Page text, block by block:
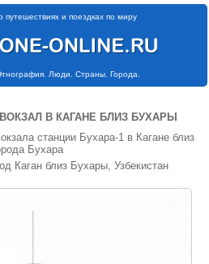
путешествиях и поездках по миру
Люди. Страны. Города.
В КАГАНЕ БЛИЗ БУХАРЫ
станции Бухара-1 в Кагане близ
Бухара
Каган близ Бухары, Узбекистан